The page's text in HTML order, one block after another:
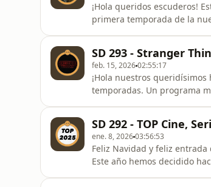
¡Hola queridos escuderos! Esta semana volamos a Poniente en nuestros dragones para comentar la
primera temporada de la
son Marina Ur
SD 293 - Stranger
feb. 15, 202602:55:17
¡Hola nuestros queridísimos hobbits! Hoy hablamos de Stranger Things,
temporadas. Un programa
https://youtu.be/
SD 292 - TOP Cine,
ene. 8, 202603:56:53
Feliz Navidad y feliz entrada de año queridos
Este año hemos decidido